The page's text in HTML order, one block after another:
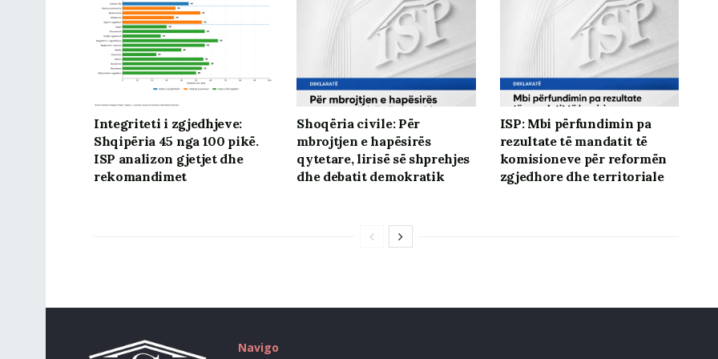
Integriteti i zgjedhjeve:
Shqipëria 45 nga 100 pikë.
ISP analizon gjetjet dhe
rekomandimet
Shoqëria civile: Për
mbrojtjen e hapësirës
qytetare, lirisë së shprehjes
dhe debatit demokratik
ISP: Mbi përfundimin pa
rezultate të mandatit të
komisioneve për reformën
zgjedhore dhe territoriale
Navigo